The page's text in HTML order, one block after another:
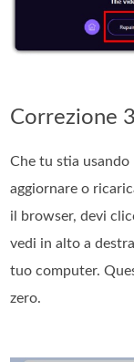
Correzione
Che tu stia usando
aggiornare o
il browser, devi
vedi in alto a
tuo computer.
zero.